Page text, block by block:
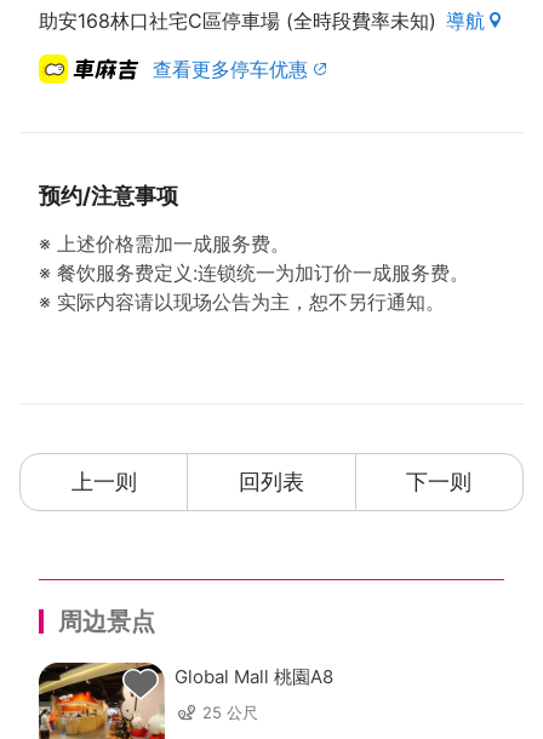
助安168林口社宅C區停車場 (全時段費率未知) 導航
查看更多停车优惠
预约/注意事项
※ 上述价格需加一成服务费。
※ 餐饮服务费定义:连锁统一为加订价一成服务费。
※ 实际内容请以现场公告为主，恕不另行通知。
上一则 回列表 下一则
周边景点
Global Mall 桃園A8
25 公尺